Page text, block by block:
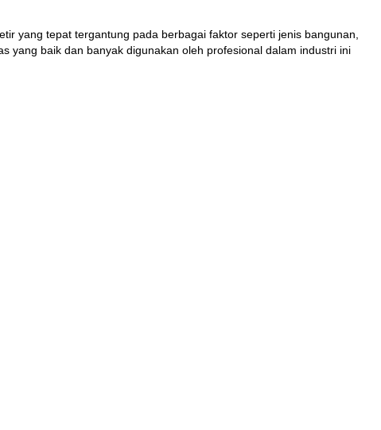
yang tepat tergantung pada berbagai faktor seperti jenis bangunan,
yang baik dan banyak digunakan oleh profesional dalam industri ini